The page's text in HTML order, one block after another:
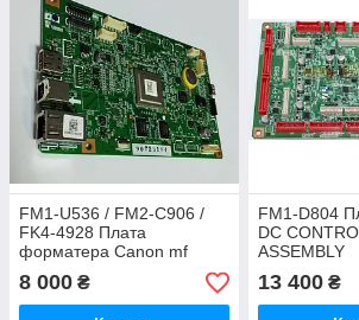
FM1-U536 / FM2-C906 /
FK4-4928 Плата
форматера Canon mf
421dw
8 000 ₴
FM1-D804
DC
ASSEMBLY
13 400₴